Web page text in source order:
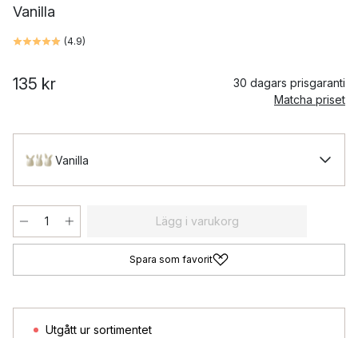
Vanilla
(4.9)
135 kr
30 dagars prisgaranti
Matcha priset
Vanilla
Lägg i varukorg
Spara som favorit
Utgått ur sortimentet